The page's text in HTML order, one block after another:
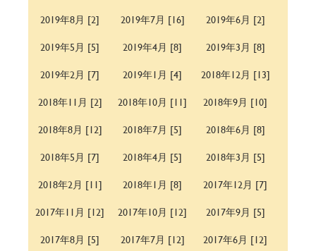
2019年8月 [2]
2019年7月 [16]
2019年6月 [2]
2019年5月 [5]
2019年4月 [8]
2019年3月 [8]
2019年2月 [7]
2019年1月 [4]
2018年12月 [13]
2018年11月 [2]
2018年10月 [11]
2018年9月 [10]
2018年8月 [12]
2018年7月 [5]
2018年6月 [8]
2018年5月 [7]
2018年4月 [5]
2018年3月 [5]
2018年2月 [11]
2018年1月 [8]
2017年12月 [7]
2017年11月 [12]
2017年10月 [12]
2017年9月 [5]
2017年8月 [5]
2017年7月 [12]
2017年6月 [12]